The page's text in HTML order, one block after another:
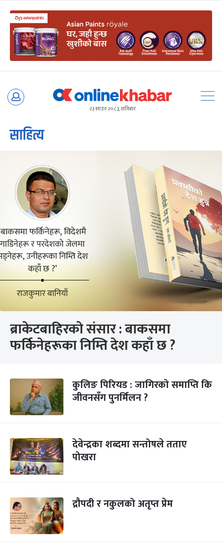
Skip
२३ साउन २०८३, शनिबार
साहित्य
ब्राकेटबाहिरको संसार : बाकसमा
फर्किनेहरूका निम्ति देश कहाँ छ ?
कुलिङ पिरियड : जागिरको समाप्ति कि
जीवनसँग पुनर्मिलन ?
देवेन्द्रका शब्दमा सन्तोषले तताए
पोखरा
द्रौपदी र नकुलको अतृप्त प्रेम